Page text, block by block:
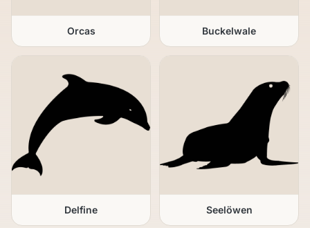
Orcas Buckelwale
Delfine Seelöwen